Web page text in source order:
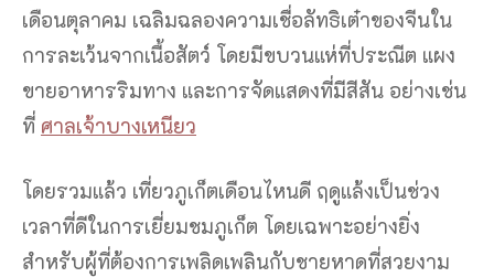
เดือนตุลาคม เฉลิมฉลองความเชื่อลัทธิเต๋าของจีนใน
การละเว้นจากเนื้อสัตว์ โดยมีขบวนแห่ที่ประณีต แผง
ขายอาหารริมทาง และการจัดแสดงที่มีสีสัน อย่างเช่น
ที่ ศาลเจ้าบางเหนียว
โดยรวมแล้ว เที่ยวภูเก็ตเดือนไหนดี ฤดูแล้งเป็นช่วง
เวลาที่ดีในการเยี่ยมชมภูเก็ต โดยเฉพาะอย่างยิ่ง
สำหรับผู้ที่ต้องการเพลิดเพลินกับชายหาดที่สวยงาม